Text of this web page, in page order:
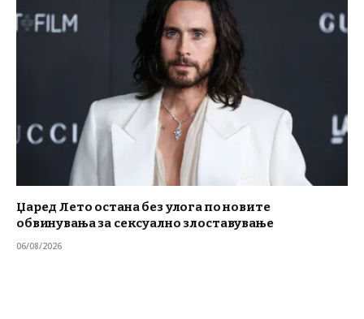
Џаред Лето остана без улога по новите
обвинувања за сексуално злоставување
06/08/2026